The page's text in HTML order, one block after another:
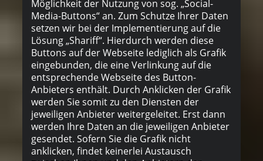
Möglichkeit der Nutzung von sog. „Social-
Media-Buttons“ an. Zum Schutze Ihrer Daten
setzen wir bei der Implementierung auf die
Lösung „Shariff“. Hierdurch werden diese
Buttons auf der Webseite lediglich als Grafik
eingebunden, die eine Verlinkung auf die
entsprechende Webseite des Button-
Anbieters enthält. Durch Anklicken der Grafik
werden Sie somit zu den Diensten der
jeweiligen Anbieter weitergeleitet. Erst dann
werden Ihre Daten an die jeweiligen Anbieter
gesendet. Sofern Sie die Grafik nicht
anklicken, findet keinerlei Austausch